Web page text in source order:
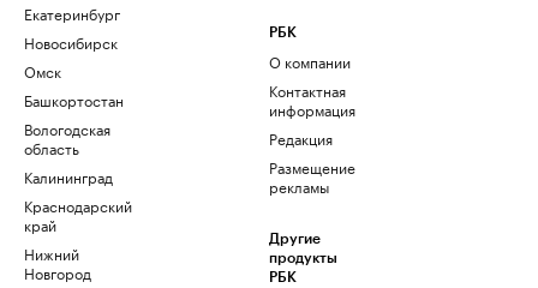
Екатеринбург
Новосибирск
Омск
Башкортостан
Вологодская
область
Калининград
Краснодарский
край
Нижний
Новгород
РБК
О компании
Контактная
информация
Редакция
Размещение
рекламы
Другие
продукты
РБК